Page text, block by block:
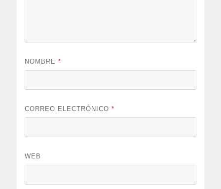
NOMBRE*
CORREO ELECTRÓNICO*
WEB